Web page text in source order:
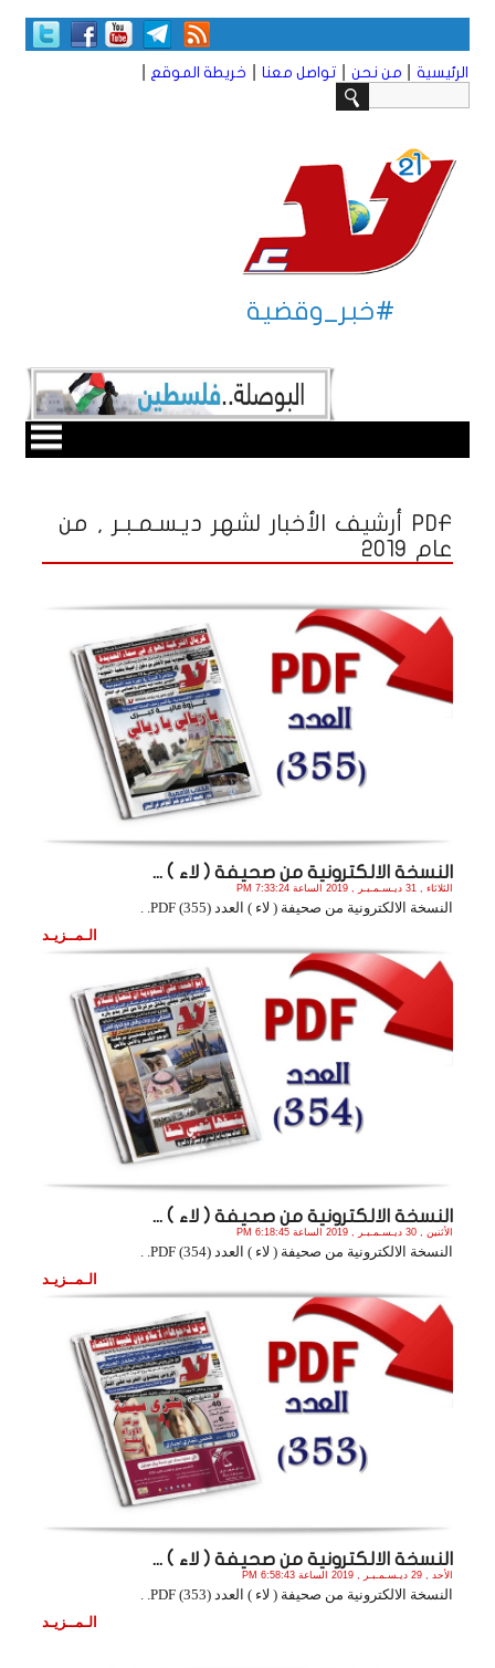
الرئيسية من نحن تواصل معنا خريطة الموقع
#خبر_وقضية
PDF أرشيف الأخبار لشهر ديـسـمـبـر , من
عام 2019
النسخة الالكترونية من صحيفة ( لاء ) ...
الثلاثاء , 31 ديـسـمـبـر , 2019 الساعة 7:33:24 PM
النسخة الالكترونية من صحيفة ( لاء ) العدد (355) PDF. .
الـمــزيـد
النسخة الالكترونية من صحيفة ( لاء ) ...
الأثنين , 30 ديـسـمـبـر , 2019 الساعة 6:18:45 PM
النسخة الالكترونية من صحيفة ( لاء ) العدد (354) PDF. .
الـمــزيـد
النسخة الالكترونية من صحيفة ( لاء ) ...
الأحد , 29 ديـسـمـبـر , 2019 الساعة 6:58:43 PM
النسخة الالكترونية من صحيفة ( لاء ) العدد (353) PDF. .
الـمــزيـد